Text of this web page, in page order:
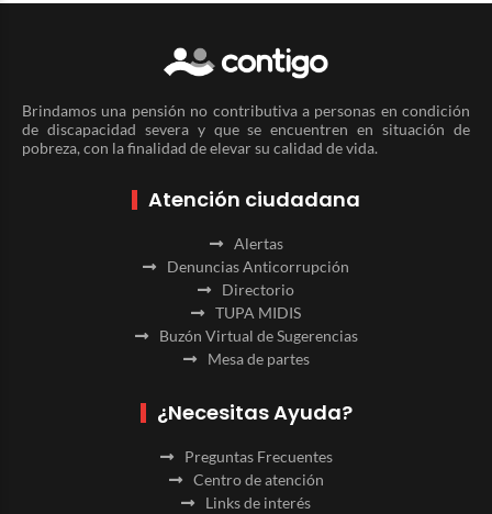
Brindamos una pensión no contributiva a personas en condición
de discapacidad severa y que se encuentren en situación de
pobreza, con la finalidad de elevar su calidad de vida.
Atención ciudadana
Alertas
Denuncias Anticorrupción
Directorio
TUPA MIDIS
Buzón Virtual de Sugerencias
Mesa de partes
¿Necesitas Ayuda?
Preguntas Frecuentes
Centro de atención
Links de interés